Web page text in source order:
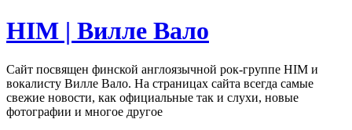
HIM | Вилле Вало
Сайт посвящен финской англоязычной рок-группе HIM и
вокалисту Вилле Вало. На страницах сайта всегда самые
свежие новости, как официальные так и слухи, новые
фотографии и многое другое